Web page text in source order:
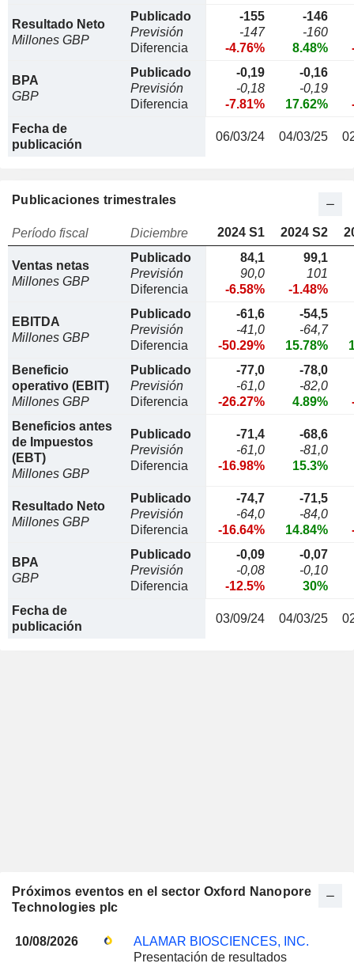
Resultado Neto
Millones GBP
Publicado
Previsión
Diferencia
-155
-147
-4.76%
-146
-160
8.48%
BPA
GBP
Publicado
Previsión
Diferencia
-0,19
-0,18
-7.81%
-0,16
-0,19
17.62%
Fecha de
publicación
06/03/24 04/03/25
Publicaciones trimestrales
Período fiscal Diciembre 2024 S1 2024 S2
Ventas netas
Millones GBP
Publicado
Previsión
Diferencia
84,1
90,0
-6.58%
99,1
101
-1.48%
EBITDA
Millones GBP
Publicado
Previsión
Diferencia
-61,6
-41,0
-50.29%
-54,5
-64,7
15.78%
Beneficio
operativo (EBIT)
Millones GBP
Publicado
Previsión
Diferencia
-77,0
-61,0
-26.27%
-78,0
-82,0
4.89%
Beneficios antes
de Impuestos
(EBT)
Millones GBP
Publicado
Previsión
Diferencia
-71,4
-61,0
-16.98%
-68,6
-81,0
15.3%
Resultado Neto
Millones GBP
Publicado
Previsión
Diferencia
-74,7
-64,0
-16.64%
-71,5
-84,0
14.84%
BPA
GBP
Publicado
Previsión
Diferencia
-0,09
-0,08
-12.5%
-0,07
-0,10
30%
Fecha de
publicación
03/09/24 04/03/25
Próximos eventos en el sector Oxford Nanopore
Technologies plc
10/08/2026
ALAMAR BIOSCIENCES, INC.
Presentación de resultados